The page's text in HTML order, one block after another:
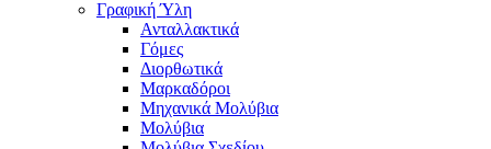
Γραφική Ύλη
Ανταλλακτικά
Γόμες
Διορθωτικά
Μαρκαδόροι
Μηχανικά Μολύβια
Μολύβια